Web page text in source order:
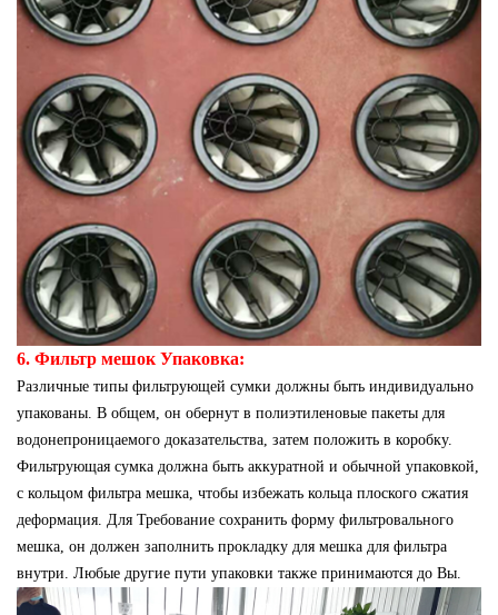
6. Фильтр мешок Упаковка:
Различные типы фильтрующей сумки должны быть индивидуально
упакованы. В общем, он обернут в полиэтиленовые пакеты для
водонепроницаемого доказательства, затем положить в коробку.
Фильтрующая сумка должна быть аккуратной и обычной упаковкой,
с кольцом фильтра мешка, чтобы избежать кольца плоского сжатия
деформация. Для Требование сохранить форму фильтровального
мешка, он должен заполнить прокладку для мешка для фильтра
внутри. Любые другие пути упаковки также принимаются до Вы.